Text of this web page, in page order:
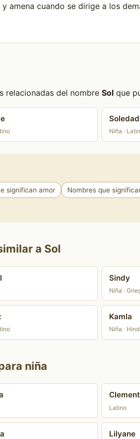
amena cuando se dirige a los
relacionadas del nombre Sol que
Soledad
Niña ·
significan amor Nombres que
a Sol
Sindy
Niña ·
Kamla
Niña ·
niña
Latino
Lilyane